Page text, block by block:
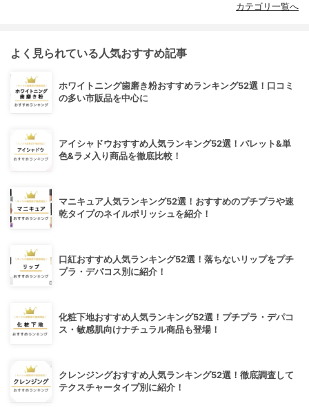
カテゴリ一覧へ
よく見られている人気おすすめ記事
ホワイトニング歯磨き粉おすすめランキング52選！口コミ
の多い市販品を中心に
アイシャドウおすすめ人気ランキング52選！パレット&単
色&ラメ入り商品を徹底比較！
マニキュア人気ランキング52選！おすすめのプチプラや速
乾タイプのネイルポリッシュを紹介！
口紅おすすめ人気ランキング52選！落ちないリップをプチ
プラ・デパコス別に紹介！
化粧下地おすすめ人気ランキング52選！プチプラ・デパコ
ス・敏感肌向けナチュラル商品も登場！
クレンジングおすすめ人気ランキング52選！徹底調査して
テクスチャータイプ別に紹介！